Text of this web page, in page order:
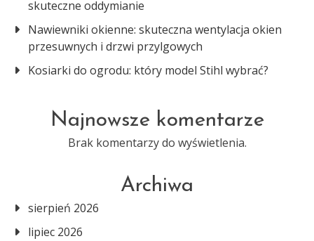
skuteczne oddymianie
Nawiewniki okienne: skuteczna wentylacja okien
przesuwnych i drzwi przylgowych
Kosiarki do ogrodu: który model Stihl wybrać?
Najnowsze komentarze
Brak komentarzy do wyświetlenia.
Archiwa
sierpień 2026
lipiec 2026